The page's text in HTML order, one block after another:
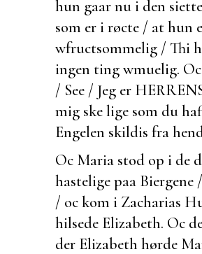
hun gaar nu i den
som er i røcte / at hun
wfructsommelig / Thi
ingen ting wmuelig.
/ See / Jeg er
mig ske lige som du
Engelen skildis fra
Oc Maria stod op i de
hastelige paa Biergene
/ oc kom i Zacharias
hilsede Elizabeth. Oc
der Elizabeth hørde